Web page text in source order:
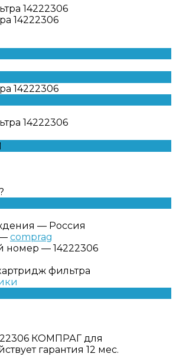
14222306
14222306
— Россия
comprag
номер — 14222306
фильтра
КОМПРАГ для
гарантия 12 мес.